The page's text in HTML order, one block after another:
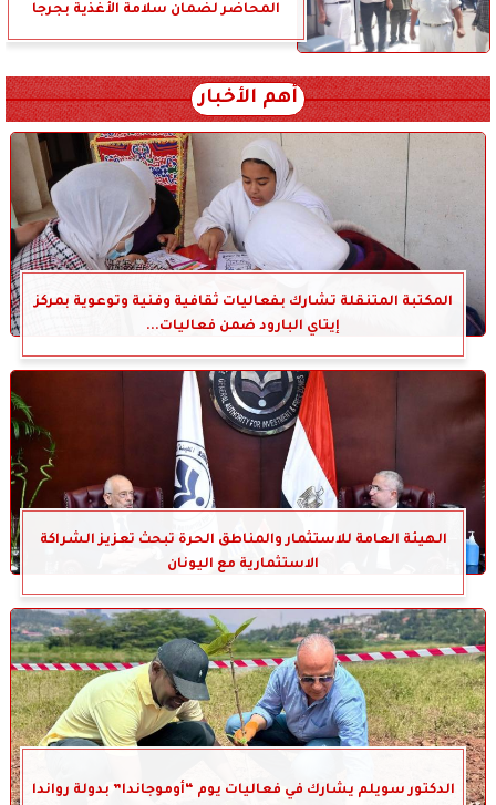
المحاضر لضمان سلامة الأغذية بجرجا
أهم الأخبار
المكتبة المتنقلة تشارك بفعاليات ثقافية وفنية وتوعوية بمركز
إيتاي البارود ضمن فعاليات...
الهيئة العامة للاستثمار والمناطق الحرة تبحث تعزيز الشراكة
الاستثمارية مع اليونان
الدكتور سويلم يشارك في فعاليات يوم “أوموجاندا” بدولة رواندا